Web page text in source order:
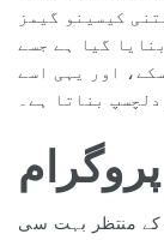
کیسینو گیمز
گیا ہے جسے
اور یہی اسے
بناتا ہے۔
کے منتظر بہت سی